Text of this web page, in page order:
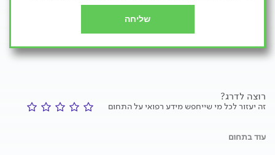
שליחה
רוצה לדרג?
זה יעזור לכל מי שייחפש מידע רפואי על התחום
עוד בתחום